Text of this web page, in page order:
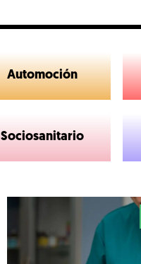
Automoción
Sociosanitario